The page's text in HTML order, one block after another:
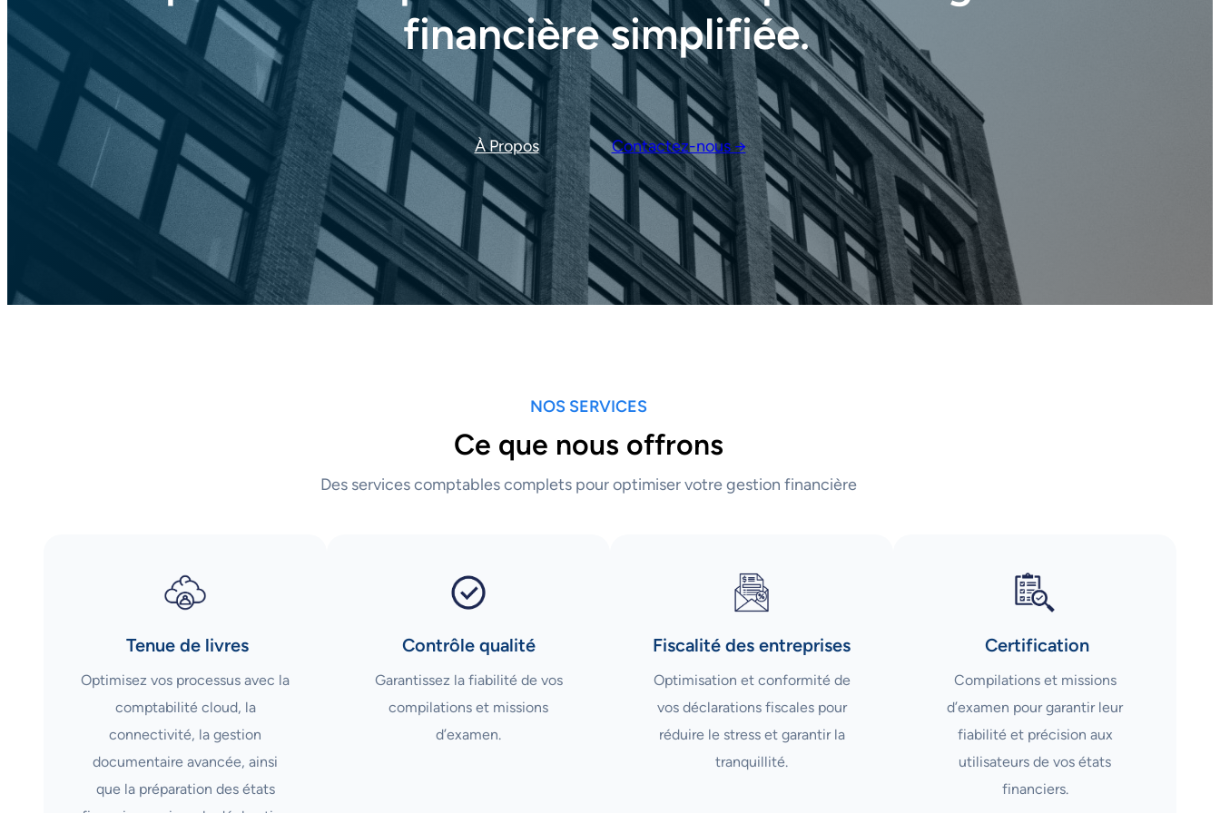
financière simplifiée.
À Propos Contactez-nous →
NOS SERVICES
Ce que nous offrons
Des services comptables complets pour optimiser votre gestion financière
Tenue de livres
Optimisez vos processus avec la
comptabilité cloud, la
connectivité, la gestion
documentaire avancée, ainsi
que la préparation des états
Contrôle qualité
Garantissez la fiabilité de vos
compilations et missions
d’examen.
Fiscalité des entreprises
Optimisation et conformité de
vos déclarations fiscales pour
réduire le stress et garantir la
tranquillité.
Certification
Compilations et missions
d’examen pour garantir leur
fiabilité et précision aux
utilisateurs de vos états
financiers.